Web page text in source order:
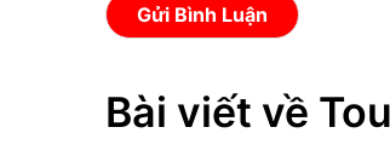
Gửi Bình Luận
Bài viết về